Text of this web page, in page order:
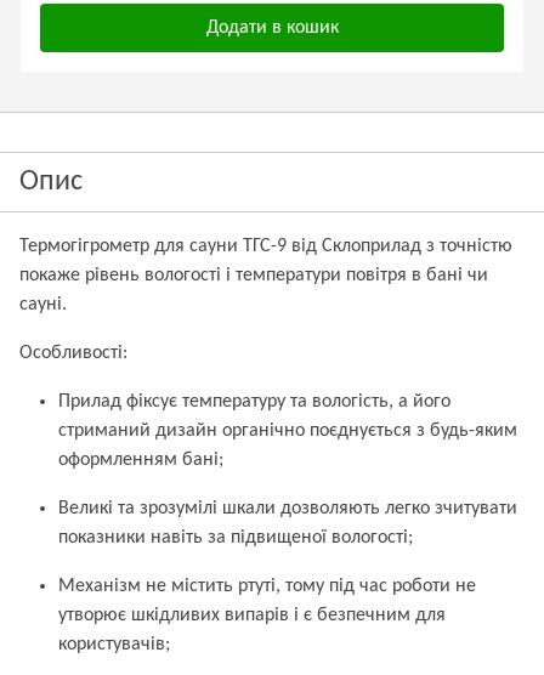
Додати в кошик
Опис
Термогігрометр для сауни ТГС-9 від Склоприлад з точністю
покаже рівень вологості і температури повітря в бані чи
сауні.
Особливості:
Прилад фіксує температуру та вологість, а його
стриманий дизайн органічно поєднується з будь-яким
оформленням бані;
Великі та зрозумілі шкали дозволяють легко зчитувати
показники навіть за підвищеної вологості;
Механізм не містить ртуті, тому під час роботи не
утворює шкідливих випарів і є безпечним для
користувачів;